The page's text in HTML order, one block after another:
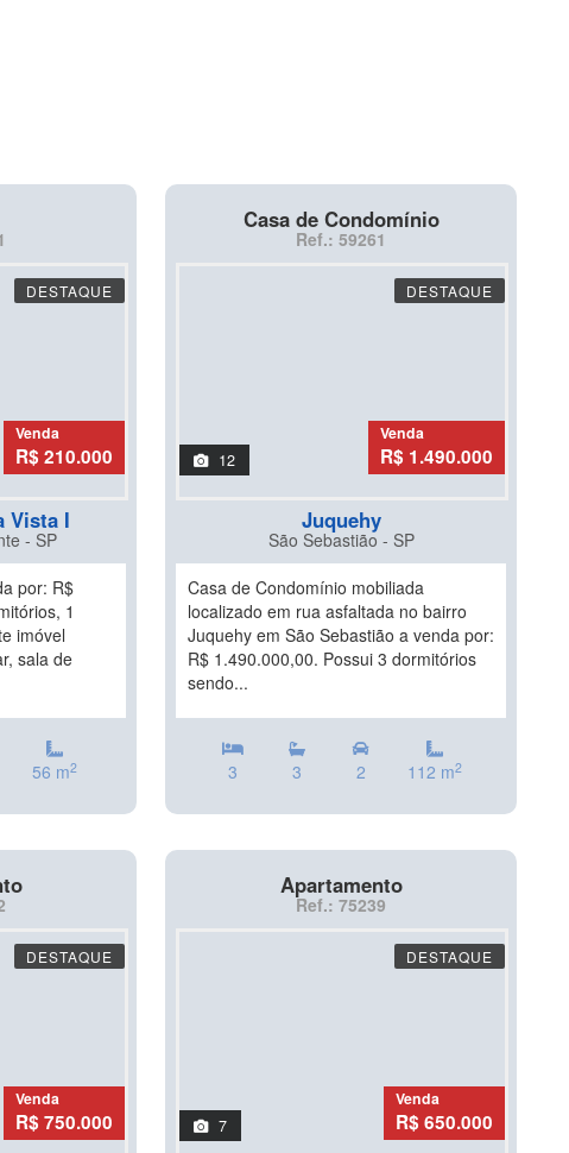
DESTAQUE
Venda
R$ 210.000
Vista I
- SP
por: R$
1
imóvel
sala de
56 m2
Casa de Condomínio
Ref.: 59261
DESTAQUE
12
Venda
R$ 1.490.000
Juquehy
São Sebastião - SP
Casa de Condomínio mobiliada
localizado em rua asfaltada no bairro
Juquehy em São Sebastião a venda por:
R$ 1.490.000,00. Possui 3 dormitórios
sendo...
3 3 2 112 m2
DESTAQUE
Venda
R$ 750.000
Apartamento
Ref.: 75239
DESTAQUE
7
Venda
R$ 650.000